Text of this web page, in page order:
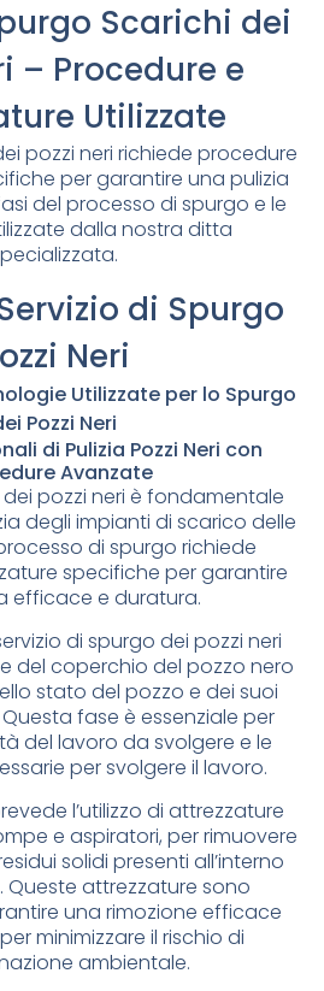
Scarichi dei
– Procedure e
Utilizzate
pozzi neri richiede procedure
per garantire una pulizia
del processo di spurgo e le
dalla nostra ditta
di Spurgo
Neri
Utilizzate per lo Spurgo
Pozzi Neri
di Pulizia Pozzi Neri con
Avanzate
dei pozzi neri è fondamentale
degli impianti di scarico delle
di spurgo richiede
specifiche per garantire
efficace e duratura.
di spurgo dei pozzi neri
del coperchio del pozzo nero
stato del pozzo e dei suoi
fase è essenziale per
del lavoro da svolgere e le
per svolgere il lavoro.
l’utilizzo di attrezzature
e aspiratori, per rimuovere
solidi presenti all’interno
Queste attrezzature sono
una rimozione efficace
minimizzare il rischio di
ambientale.